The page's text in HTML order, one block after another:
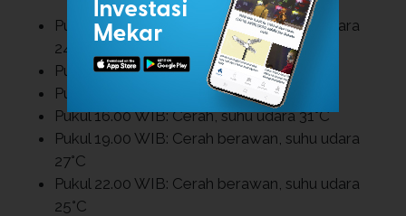
Pukul 07.00 WIB: Cerah berawan, suhu udara
24°C
Pukul 10.00 WIB: Cerah, suhu udara 30°C
Pukul 13.00 WIB: Cerah, suhu udara 31°C
Pukul 16.00 WIB: Cerah, suhu udara 31°C
Pukul 19.00 WIB: Cerah berawan, suhu udara
27°C
Pukul 22.00 WIB: Cerah berawan, suhu udara
25°C